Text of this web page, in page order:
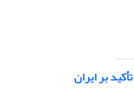
بر ایران